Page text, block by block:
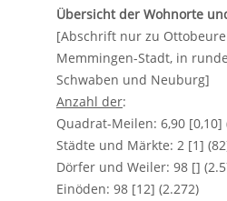
Übersicht der Wohnorte
[Abschrift nur zu
Memmingen-Stadt, in
Schwaben und Neuburg]
Anzahl der:
Quadrat-Meilen: 6,90 [0,10]
Städte und Märkte: 2 [1]
Dörfer und Weiler: 98 []
Einöden: 98 [12] (2.272)